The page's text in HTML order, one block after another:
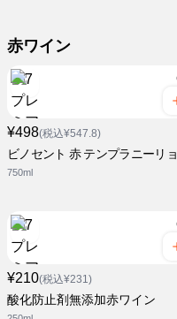
赤ワイン
¥498(税込¥547.8)
ビノセント 赤 テンプラニーリョ
750ml
¥210(税込¥231)
酸化防止剤無添加赤ワイン